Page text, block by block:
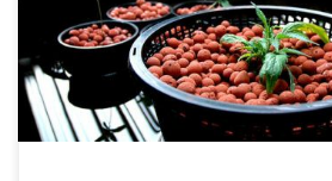
rzeczą, która nastawia ludzi przeciwko
uboczne związane z tą substancją, biorąc